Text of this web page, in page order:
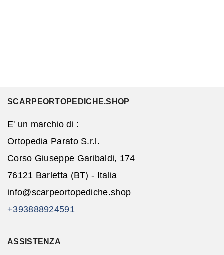
SCARPEORTOPEDICHE.SHOP
E' un marchio di :
Ortopedia Parato S.r.l.
Corso Giuseppe Garibaldi, 174
76121 Barletta (BT) - Italia
info@scarpeortopediche.shop
+393888924591
ASSISTENZA